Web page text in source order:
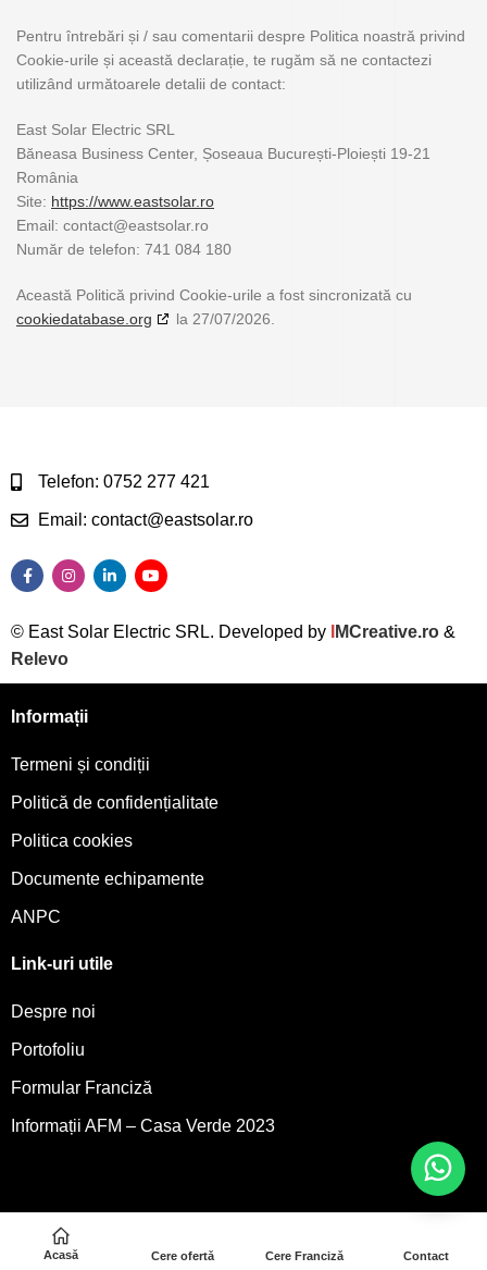
Pentru întrebări și / sau comentarii despre Politica noastră privind
Cookie-urile și această declarație, te rugăm să ne contactezi
utilizând următoarele detalii de contact:
East Solar Electric SRL
Băneasa Business Center, Șoseaua București-Ploiești 19-21
România
Site: https://www.eastsolar.ro
Email: contact@eastsolar.ro
Număr de telefon: 741 084 180
Această Politică privind Cookie-urile a fost sincronizată cu
cookiedatabase.org
la 27/07/2026.
Telefon: 0752 277 421
Email: contact@eastsolar.ro
© East Solar Electric SRL. Developed by MCreative.ro &
Relevo
Informații
Termeni și condiții
Politică de confidențialitate
Politica cookies
Documente echipamente
ANPC
Link-uri utile
Despre noi
Portofoliu
Formular Franciză
Informații AFM – Casa Verde 2023
Acasă Cere ofertă Cere Franciză Contact